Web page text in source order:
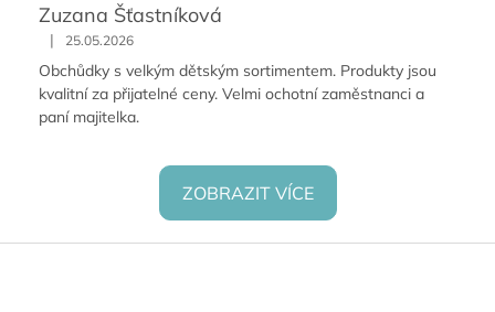
Zuzana Šťastníková
| 25.05.2026
Obchůdky s velkým dětským sortimentem. Produkty jsou
kvalitní za přijatelné ceny. Velmi ochotní zaměstnanci a
paní majitelka.
ZOBRAZIT VÍCE
Z